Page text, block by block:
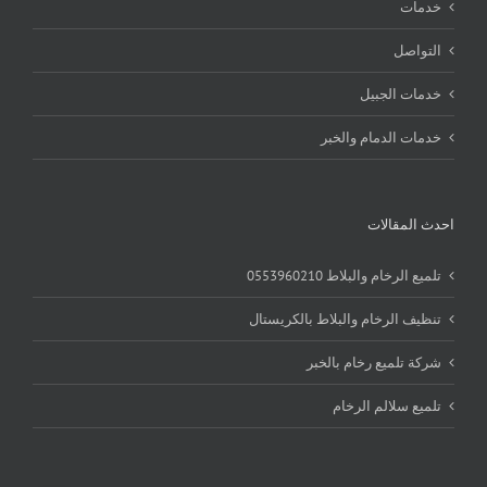
خدمات
التواصل
خدمات الجبيل
خدمات الدمام والخبر
احدث المقالات
تلميع الرخام والبلاط 0553960210
تنظيف الرخام والبلاط بالكريستال
شركة تلميع رخام بالخبر
تلميع سلالم الرخام